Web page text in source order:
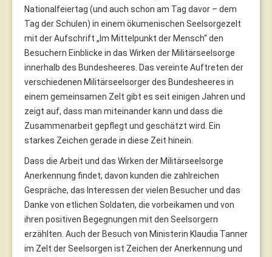
Nationalfeiertag (und auch schon am Tag davor – dem
Tag der Schulen) in einem ökumenischen Seelsorgezelt
mit der Aufschrift „Im Mittelpunkt der Mensch“ den
Besuchern Einblicke in das Wirken der Militärseelsorge
innerhalb des Bundesheeres. Das vereinte Auftreten der
verschiedenen Militärseelsorger des Bundesheeres in
einem gemeinsamen Zelt gibt es seit einigen Jahren und
zeigt auf, dass man miteinander kann und dass die
Zusammenarbeit gepflegt und geschätzt wird. Ein
starkes Zeichen gerade in diese Zeit hinein.
Dass die Arbeit und das Wirken der Militärseelsorge
Anerkennung findet, davon kunden die zahlreichen
Gespräche, das Interessen der vielen Besucher und das
Danke von etlichen Soldaten, die vorbeikamen und von
ihren positiven Begegnungen mit den Seelsorgern
erzählten. Auch der Besuch von Ministerin Klaudia Tanner
im Zelt der Seelsorgen ist Zeichen der Anerkennung und